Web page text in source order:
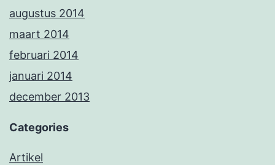
augustus 2014
maart 2014
februari 2014
januari 2014
december 2013
Categories
Artikel